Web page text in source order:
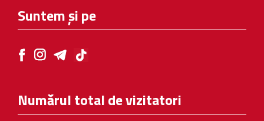
Suntem și pe
Numărul total de vizitatori